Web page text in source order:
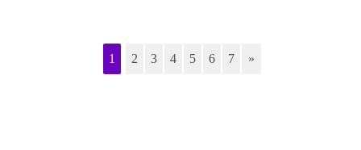
1 2 3 4 5 6 7 »